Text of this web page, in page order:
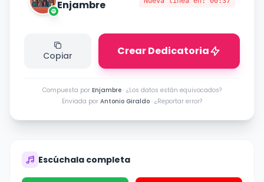
Enjambre
Copiar Crear Dedicatoria
Compuesta por Enjambre · ¿Los datos están equivocados?
Enviada por Antonio Giraldo · ¿Reportar error?
Escúchala completa